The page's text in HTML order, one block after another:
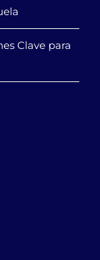
Clave para